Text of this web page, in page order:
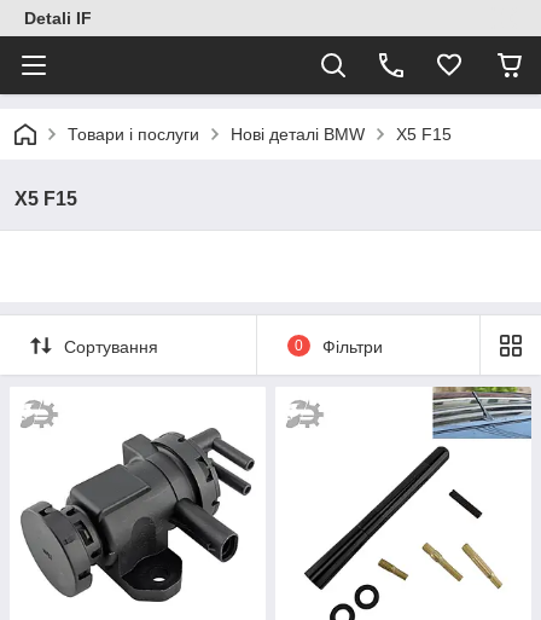
Detali IF
Товари і послуги Нові деталі BMW X5 F15
X5 F15
Сортування 0 Фільтри